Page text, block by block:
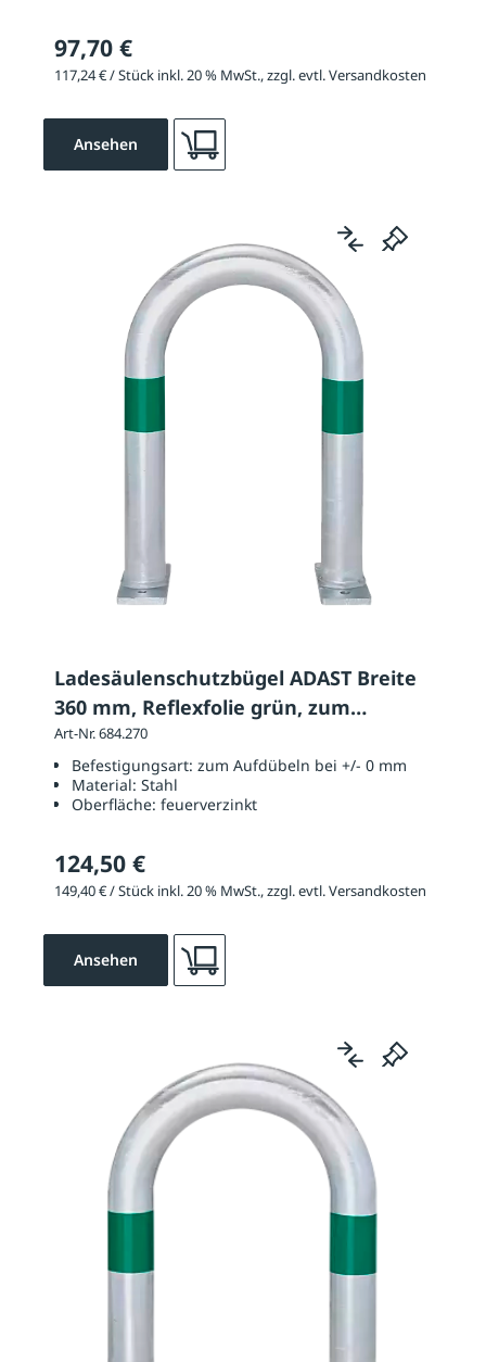
97,70 €
117,24 € / Stück inkl. 20 % MwSt., zzgl. evtl. Versandkosten
Ansehen
Ladesäulenschutzbügel ADAST Breite
360 mm, Reflexfolie grün, zum
Aufdübeln
Art-Nr. 684.270
Befestigungsart: zum Aufdübeln bei +/- 0 mm
Material: Stahl
Oberfläche: feuerverzinkt
124,50 €
149,40 € / Stück inkl. 20 % MwSt., zzgl. evtl. Versandkosten
Ansehen